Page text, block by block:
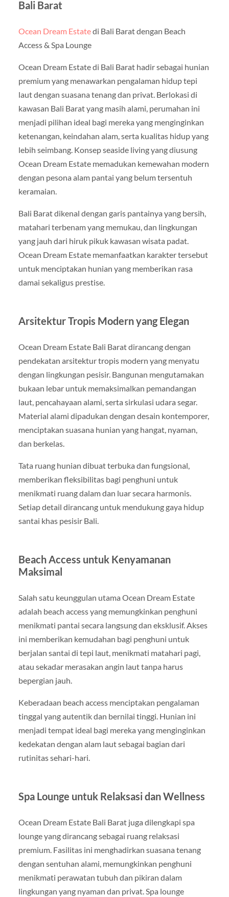
Bali Barat
Ocean Dream Estatedi Bali Barat dengan Beach
Access & Spa Lounge
Ocean Dream Estate di Bali Barat hadir sebagai hunian
premium yang menawarkan pengalaman hidup tepi
laut dengan suasana tenang dan privat. Berlokasi di
kawasan Bali Barat yang masih alami, perumahan ini
menjadi pilihan ideal bagi mereka yang menginginkan
ketenangan, keindahan alam, serta kualitas hidup yang
lebih seimbang. Konsep seaside living yang diusung
Ocean Dream Estate memadukan kemewahan modern
dengan pesona alam pantai yang belum tersentuh
keramaian.
Bali Barat dikenal dengan garis pantainya yang bersih,
matahari terbenam yang memukau, dan lingkungan
yang jauh dari hiruk pikuk kawasan wisata padat.
Ocean Dream Estate memanfaatkan karakter tersebut
untuk menciptakan hunian yang memberikan rasa
damai sekaligus prestise.
Arsitektur Tropis Modern yang Elegan
Ocean Dream Estate Bali Barat dirancang dengan
pendekatan arsitektur tropis modern yang menyatu
dengan lingkungan pesisir. Bangunan mengutamakan
bukaan lebar untuk memaksimalkan pemandangan
laut, pencahayaan alami, serta sirkulasi udara segar.
Material alami dipadukan dengan desain kontemporer,
menciptakan suasana hunian yang hangat, nyaman,
dan berkelas.
Tata ruang hunian dibuat terbuka dan fungsional,
memberikan fleksibilitas bagi penghuni untuk
menikmati ruang dalam dan luar secara harmonis.
Setiap detail dirancang untuk mendukung gaya hidup
santai khas pesisir Bali.
Beach Access untuk Kenyamanan
Maksimal
Salah satu keunggulan utama Ocean Dream Estate
adalah beach access yang memungkinkan penghuni
menikmati pantai secara langsung dan eksklusif. Akses
ini memberikan kemudahan bagi penghuni untuk
berjalan santai di tepi laut, menikmati matahari pagi,
atau sekadar merasakan angin laut tanpa harus
bepergian jauh.
Keberadaan beach access menciptakan pengalaman
tinggal yang autentik dan bernilai tinggi. Hunian ini
menjadi tempat ideal bagi mereka yang menginginkan
kedekatan dengan alam laut sebagai bagian dari
rutinitas sehari-hari.
Spa Lounge untuk Relaksasi dan Wellness
Ocean Dream Estate Bali Barat juga dilengkapi spa
lounge yang dirancang sebagai ruang relaksasi
premium. Fasilitas ini menghadirkan suasana tenang
dengan sentuhan alami, memungkinkan penghuni
menikmati perawatan tubuh dan pikiran dalam
lingkungan yang nyaman dan privat. Spa lounge